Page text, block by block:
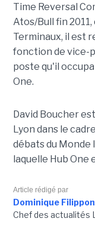
Time Reversal
Atos/Bull fin
Terminaux, il est
fonction de vice-
poste qu'il
One.
David Boucher
Lyon dans le cadre
débats du
laquelle Hub
Article rédigé par
Dominique
Chef des actualités